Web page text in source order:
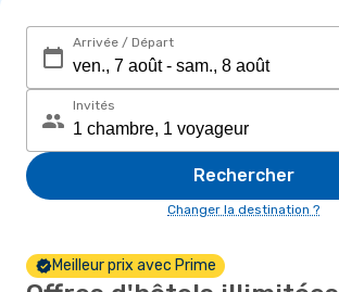
Arrivée / Départ
Invités
Rechercher
Changer la destination ?
Meilleur prix avec Prime